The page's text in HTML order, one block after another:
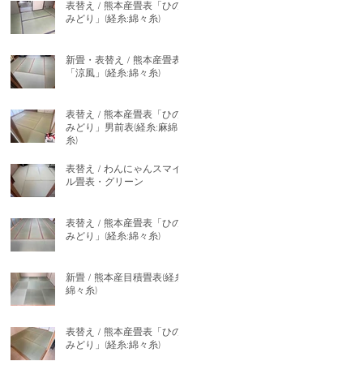
表替え / 熊本産畳表「ひの
みどり」(経糸:綿々糸)
新畳・表替え / 熊本産畳表
「涼風」(経糸:綿々糸)
表替え / 熊本産畳表「ひの
みどり」男前表(経糸:麻綿
糸)
表替え / わんにゃんスマイ
ル畳表・グリーン
表替え / 熊本産畳表「ひの
みどり」(経糸:綿々糸)
新畳 / 熊本産目積畳表(経糸:
綿々糸)
表替え / 熊本産畳表「ひの
みどり」(経糸:綿々糸)